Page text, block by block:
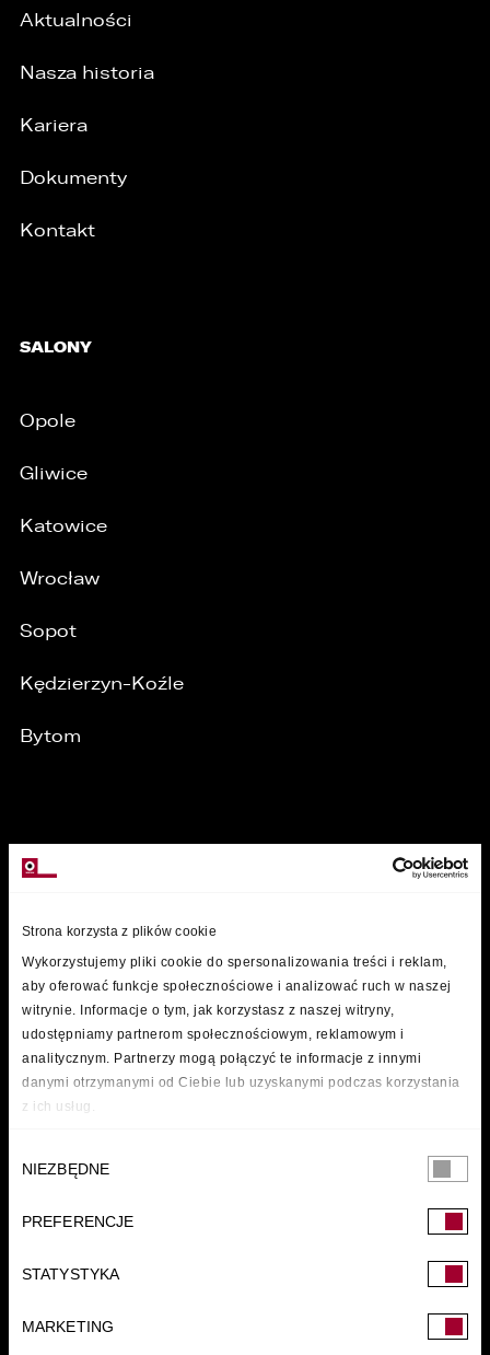
Strona korzysta z plików cookie
Wykorzystujemy pliki cookie do spersonalizowania treści i reklam,
aby oferować funkcje społecznościowe i analizować ruch w naszej
witrynie. Informacje o tym, jak korzystasz z naszej witryny,
udostępniamy partnerom społecznościowym, reklamowym i
analitycznym. Partnerzy mogą połączyć te informacje z innymi
danymi otrzymanymi od Ciebie lub uzyskanymi podczas korzystania
z ich usług.
zgody
NIEZBĘDNE
PREFERENCJE
STATYSTYKA
MARKETING
Aktualności
Nasza historia
Kariera
Dokumenty
Kontakt
SALONY
Opole
Gliwice
Katowice
Wrocław
Sopot
Kędzierzyn-Koźle
Bytom
FUNDACJA